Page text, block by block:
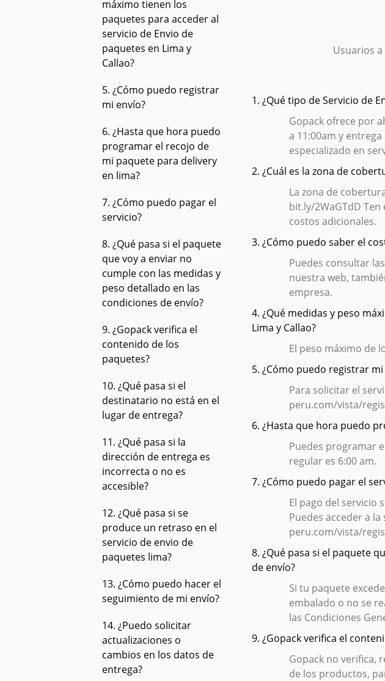
máximo tienen los
paquetes para acceder al
servicio de Envio de
paquetes en Lima y
Callao?
5. ¿Cómo puedo registrar
mi envío?
6. ¿Hasta que hora puedo
programar el recojo de
mi paquete para delivery
en lima?
7. ¿Cómo puedo pagar el
servicio?
8. ¿Qué pasa si el paquete
que voy a enviar no
cumple con las medidas y
peso detallado en las
condiciones de envío?
9. ¿Gopack verifica el
contenido de los
paquetes?
10. ¿Qué pasa si el
destinatario no está en el
lugar de entrega?
11. ¿Qué pasa si la
dirección de entrega es
incorrecta o no es
accesible?
12. ¿Qué pasa si se
produce un retraso en el
servicio de envio de
paquetes lima?
13. ¿Cómo puedo hacer el
seguimiento de mi envío?
14. ¿Puedo solicitar
actualizaciones o
cambios en los datos de
entrega?
Usuarios
1. ¿Qué tipo de Servicio de
Gopack ofrece por
a 11:00am y
especializado en
2. ¿Cuál es la zona de
La zona de
bit.ly/2WaGTdD
costos adicionales.
3. ¿Cómo puedo saber el
Puedes consultar
nuestra web,
empresa.
4. ¿Qué medidas y peso
Lima y Callao?
El peso máximo de
5. ¿Cómo puedo registrar mi
Para solicitar el
peru.com/vista/
6. ¿Hasta que hora puedo
Puedes programar
regular es 6:00 am.
7. ¿Cómo puedo pagar el
El pago del servicio
Puedes acceder a
peru.com/vista/
8. ¿Qué pasa si el paquete
de envío?
Si tu paquete
embalado o no se
las Condiciones
9. ¿Gopack verifica el
Gopack no verifica,
de los productos,